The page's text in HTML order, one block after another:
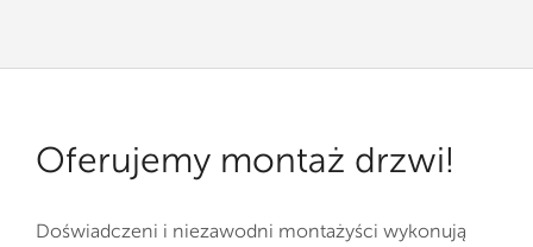
Oferujemy montaż drzwi!
Doświadczeni i niezawodni montażyści wykonują